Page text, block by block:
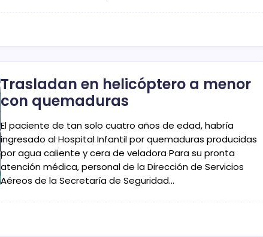
Trasladan en helicóptero a menor
con quemaduras
El paciente de tan solo cuatro años de edad, habría
ingresado al Hospital Infantil por quemaduras producidas
por agua caliente y cera de veladora Para su pronta
atención médica, personal de la Dirección de Servicios
Aéreos de la Secretaría de Seguridad…